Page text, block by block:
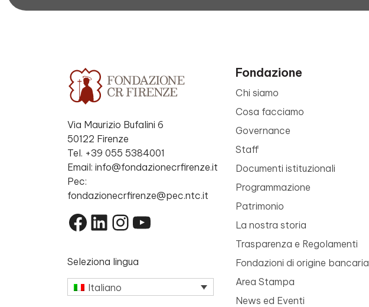
Via Maurizio Bufalini 6
50122 Firenze
Tel. +39 055 5384001
Email: info@fondazionecrfirenze.it
Pec:
fondazionecrfirenze@pec.ntc.it
Facebook
LinkedIn
Instagram
YouTube
Seleziona lingua
Italiano
Fondazione
Chi siamo
Cosa facciamo
Governance
Staff
Documenti istituzionali
Programmazione
Patrimonio
La nostra storia
Trasparenza e Regolamenti
Fondazioni di origine bancaria
Area Stampa
News ed Eventi